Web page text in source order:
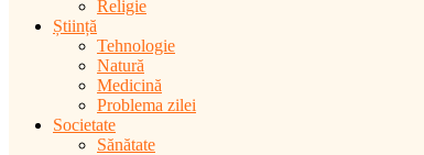
Religie
Știință
Tehnologie
Natură
Medicină
Problema zilei
Societate
Sănătate